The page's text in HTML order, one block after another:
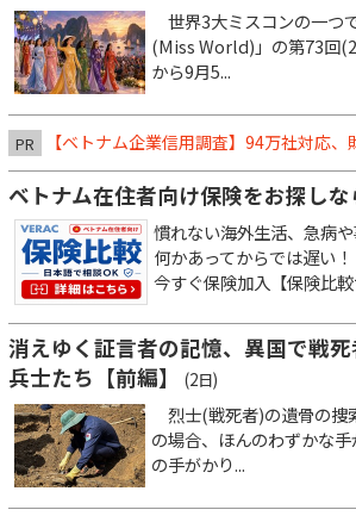
世界3大ミスコンの一つ
(Miss World)」の第73回
から9月5...
PR 【ベトナム企業信用調査】94万社対応
ベトナム在住者向け保険をお探しな
慣れない海外生活、急病
何かあってからでは遅い！
今すぐ保険加入【保険比較
消えゆく証言者の記憶、異国で戦
兵士たち【前編】
(2日)
烈士(戦死者)の遺骨の捜
の場合、ほんのわずかな
の手がかり...